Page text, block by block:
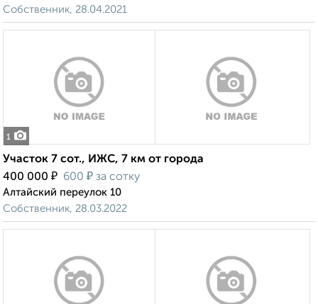
Собственник, 28.04.2021
1
Участок 7 сот., ИЖС, 7 км от города
400 000 ₽ 600 ₽ за сотку
Алтайский переулок 10
Собственник, 28.03.2022